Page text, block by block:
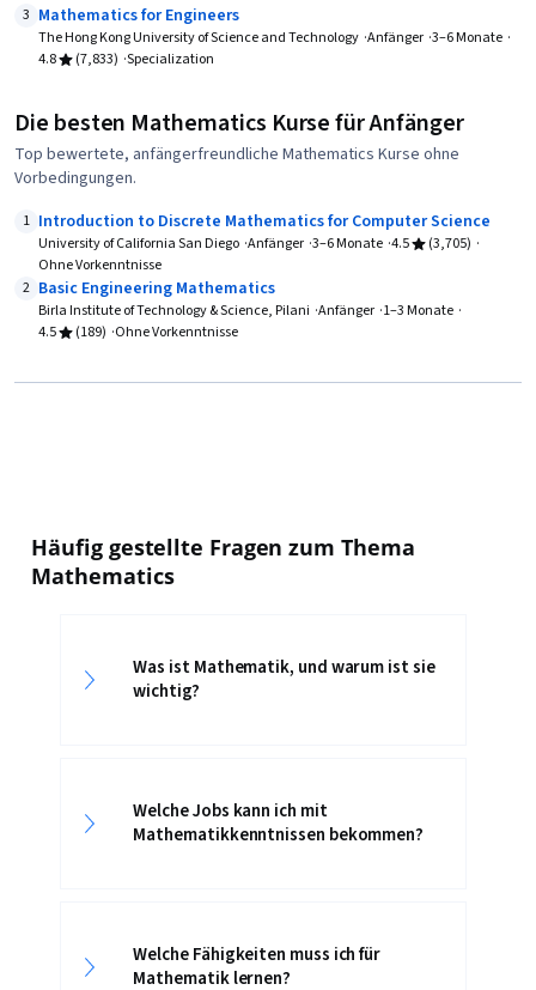
3 Mathematics for Engineers
The Hong Kong University of Science and Technology Anfänger 3–6 Monate
4.8
(7,833) Specialization
Die besten Mathematics Kurse für Anfänger
Top bewertete, anfängerfreundliche Mathematics Kurse ohne
Vorbedingungen.
1 Introduction to Discrete Mathematics for Computer Science
University of California San Diego Anfänger 3–6 Monate 4.5
(3,705)
Ohne Vorkenntnisse
2 Basic Engineering Mathematics
Birla Institute of Technology & Science, Pilani Anfänger 1–3 Monate
4.5
(189) Ohne Vorkenntnisse
Häufig gestellte Fragen zum Thema
Mathematics
Was ist Mathematik, und warum ist sie
wichtig?
Welche Jobs kann ich mit
Mathematikkenntnissen bekommen?
Welche Fähigkeiten muss ich für
Mathematik lernen?